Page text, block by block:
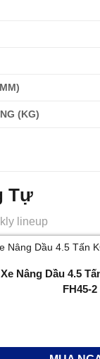
(KG)
Tự
lineup
Xe Nâng Dầu 4.5
FH45-2